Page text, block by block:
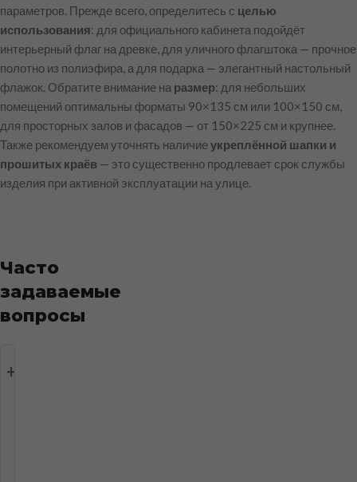
параметров. Прежде всего, определитесь с целью
использования: для официального кабинета подойдёт
интерьерный флаг на древке, для уличного флагштока — прочное
полотно из полиэфира, а для подарка — элегантный настольный
флажок. Обратите внимание на размер: для небольших
помещений оптимальны форматы 90×135 см или 100×150 см,
для просторных залов и фасадов — от 150×225 см и крупнее.
Также рекомендуем уточнять наличиеукреплённой шапки и
прошитых краёв — это существенно продлевает срок службы
изделия при активной эксплуатации на улице.
Часто
задаваемые
вопросы